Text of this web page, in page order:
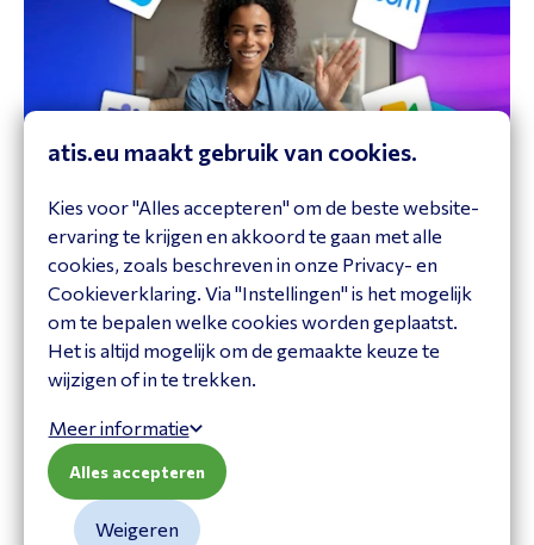
Hisense Webinar
28 juli 2026
10:00 - 11:30
Aanmelden
atis.eu maakt gebruik van cookies.
Kies voor "Alles accepteren" om de beste website-
ervaring te krijgen en akkoord te gaan met alle
cookies, zoals beschreven in onze Privacy- en
Cookieverklaring. Via "Instellingen" is het mogelijk
om te bepalen welke cookies worden geplaatst.
Het is altijd mogelijk om de gemaakte keuze te
wijzigen of in te trekken.
Meer informatie
Weigeren
Alles accepteren